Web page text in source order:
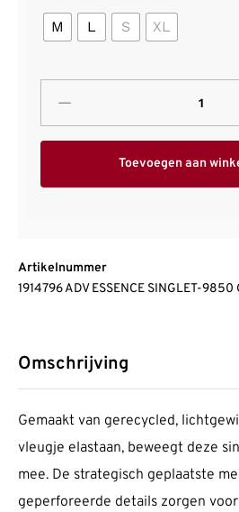
M L S XL
Toevoegen aan
Artikelnummer
1914796 ADV ESSENCE SINGLET-9850
Omschrijving
Gemaakt van gerecycled,
vleugje elastaan, beweegt deze
mee. De strategisch geplaatste
geperforeerde details zorgen